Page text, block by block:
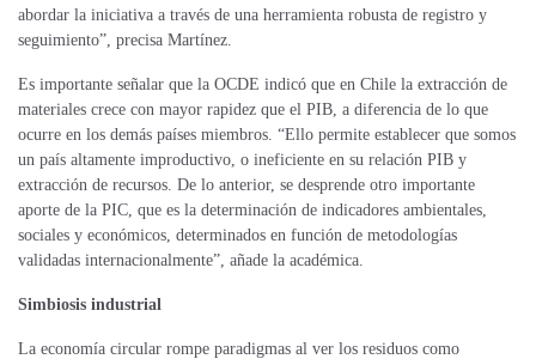
abordar la iniciativa a través de una herramienta robusta de registro y
seguimiento”, precisa Martínez.
Es importante señalar que la OCDE indicó que en Chile la extracción de
materiales crece con mayor rapidez que el PIB, a diferencia de lo que
ocurre en los demás países miembros. “Ello permite establecer que somos
un país altamente improductivo, o ineficiente en su relación PIB y
extracción de recursos. De lo anterior, se desprende otro importante
aporte de la PIC, que es la determinación de indicadores ambientales,
sociales y económicos, determinados en función de metodologías
validadas internacionalmente”, añade la académica.
Simbiosis industrial
La economía circular rompe paradigmas al ver los residuos como